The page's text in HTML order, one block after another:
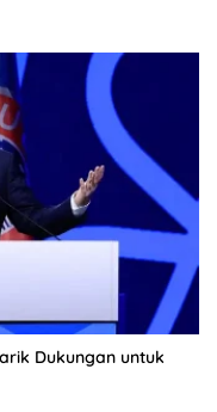
Dukungan untuk